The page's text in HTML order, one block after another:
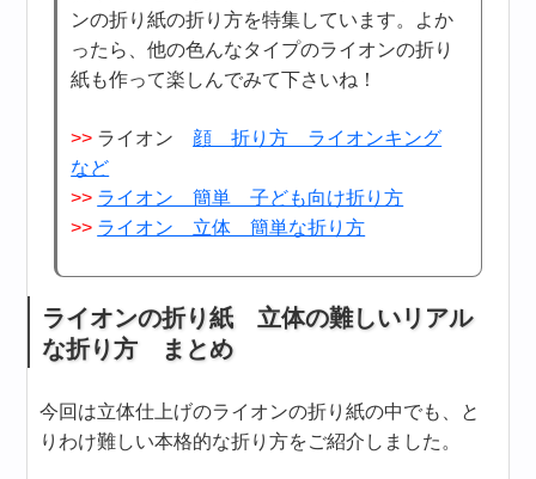
ンの折り紙の折り方を特集しています。よか
ったら、他の色んなタイプのライオンの折り
紙も作って楽しんでみて下さいね！
>> ライオン 顔 折り方 ライオンキング
など
>> ライオン 簡単 子ども向け折り方
>> ライオン 立体 簡単な折り方
ライオンの折り紙 立体の難しいリアル
な折り方 まとめ
今回は立体仕上げのライオンの折り紙の中でも、と
りわけ難しい本格的な折り方をご紹介しました。